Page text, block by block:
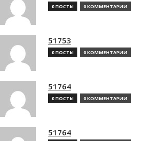
0 ПОСТЫ 0 КОММЕНТАРИИ
51753
0 ПОСТЫ 0 КОММЕНТАРИИ
51764
0 ПОСТЫ 0 КОММЕНТАРИИ
51764